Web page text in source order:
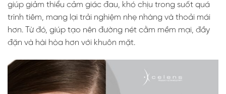
giúp giảm thiểu cảm giác đau, khó chịu trong suốt quá
trình tiêm, mang lại trải nghiệm nhẹ nhàng và thoải mái
hơn. Từ đó, giúp tạo nên đường nét cằm mềm mại, đầy
đặn và hài hòa hơn với khuôn mặt.